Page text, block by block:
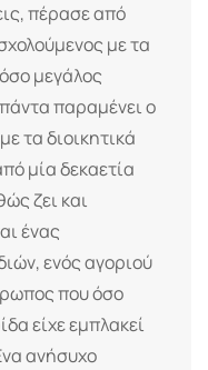
πέρασε από
με τα
μεγάλος
παραμένει ο
τα διοικητικά
μία δεκαετία
ζει και
ένας
ενός αγοριού
που όσο
είχε εμπλακεί
ανήσυχο